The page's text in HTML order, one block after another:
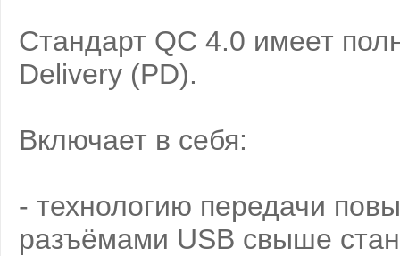
Стандарт QC 4.0 имеет
Delivery (PD).
Включает в себя:
- технологию передачи
разъёмами USB свыше